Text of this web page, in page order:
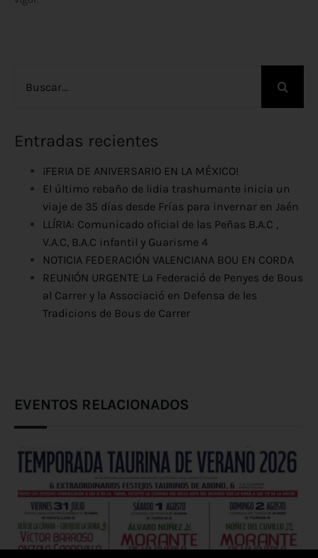
Entradas recientes
¡FERIA DE ANIVERSARIO EN LA MÉXICO!
El último rebaño de lidia trashumante inicia un
viaje de 35 días desde Frías para invernar en Jaén
LLÍRIA: Comunicado oficial de las Peñas B.A.C ,
V.A.C, B.A.C infantil y Guarisme 4
NOTICIA FEDERACIÓN VALENCIANA BOU EN CORDA
REUNIÓN URGENTE La Federació de Penyes de Bous
al Carrer y la Associació en Defensa de les
Tradicions de Bous de Carrer
EVENTOS RELACIONADOS